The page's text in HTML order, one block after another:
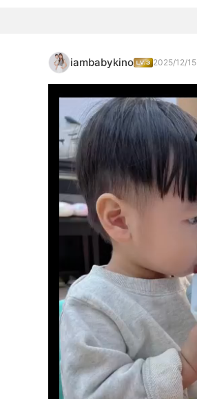
iambabykino 2025/12/15